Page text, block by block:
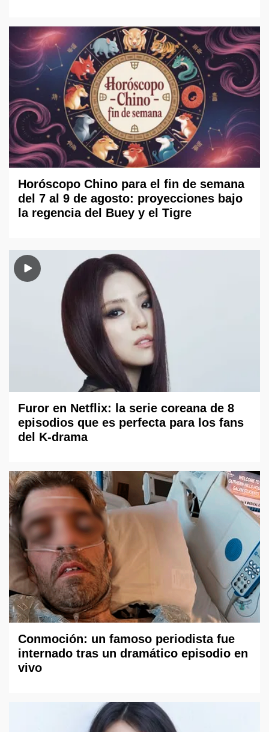
Horóscopo Chino para el fin de semana
del 7 al 9 de agosto: proyecciones bajo
la regencia del Buey y el Tigre
Furor en Netflix: la serie coreana de 8
episodios que es perfecta para los fans
del K-drama
Conmoción: un famoso periodista fue
internado tras un dramático episodio en
vivo